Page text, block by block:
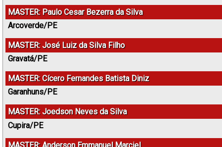
MASTER: Paulo Cesar Bezerra da Silva
Arcoverde/PE
MASTER: José Luiz da Silva Filho
Gravatá/PE
MASTER: Cícero Fernandes Batista Diniz
Garanhuns/PE
MASTER: Joedson Neves da Silva
Cupira/PE
MASTER: Anderson Emmanuel Marciel